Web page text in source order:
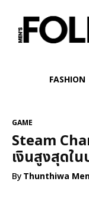
FASHION
GAME
Steam
เงินสูงสุดใน
ByThunthiwa